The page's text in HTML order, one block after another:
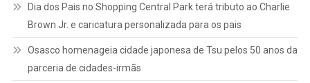
Dia dos Pais no Shopping Central Park terá tributo ao Charlie
Brown Jr. e caricatura personalizada para os pais
Osasco homenageia cidade japonesa de Tsu pelos 50 anos da
parceria de cidades-irmãs